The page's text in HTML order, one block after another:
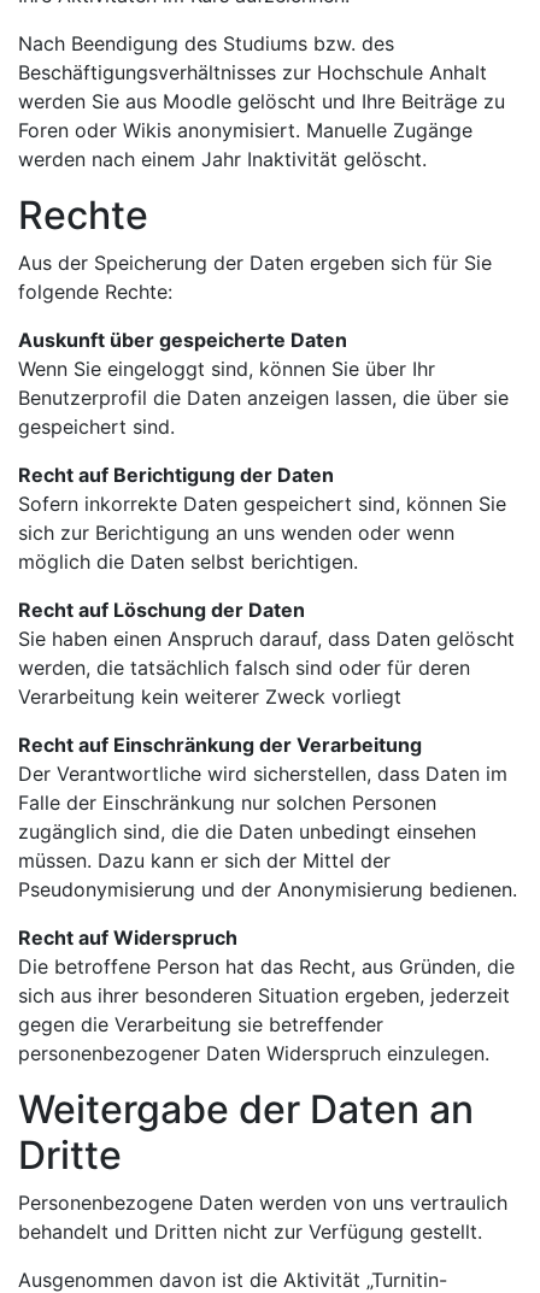
Nach Beendigung des Studiums bzw. des
Beschäftigungsverhältnisses zur Hochschule Anhalt
werden Sie aus Moodle gelöscht und Ihre Beiträge zu
Foren oder Wikis anonymisiert. Manuelle Zugänge
werden nach einem Jahr Inaktivität gelöscht.
Rechte
Aus der Speicherung der Daten ergeben sich für Sie
folgende Rechte:
Auskunft über gespeicherte Daten
Wenn Sie eingeloggt sind, können Sie über Ihr
Benutzerprofil die Daten anzeigen lassen, die über sie
gespeichert sind.
Recht auf Berichtigung der Daten
Sofern inkorrekte Daten gespeichert sind, können Sie
sich zur Berichtigung an uns wenden oder wenn
möglich die Daten selbst berichtigen.
Recht auf Löschung der Daten
Sie haben einen Anspruch darauf, dass Daten gelöscht
werden, die tatsächlich falsch sind oder für deren
Verarbeitung kein weiterer Zweck vorliegt
Recht auf Einschränkung der Verarbeitung
Der Verantwortliche wird sicherstellen, dass Daten im
Falle der Einschränkung nur solchen Personen
zugänglich sind, die die Daten unbedingt einsehen
müssen. Dazu kann er sich der Mittel der
Pseudonymisierung und der Anonymisierung bedienen.
Recht auf Widerspruch
Die betroffene Person hat das Recht, aus Gründen, die
sich aus ihrer besonderen Situation ergeben, jederzeit
gegen die Verarbeitung sie betreffender
personenbezogener Daten Widerspruch einzulegen.
Weitergabe der Daten an
Dritte
Personenbezogene Daten werden von uns vertraulich
behandelt und Dritten nicht zur Verfügung gestellt.
Ausgenommen davon ist die Aktivität „Turnitin-